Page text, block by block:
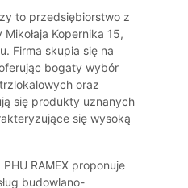
to przedsiębiorstwo z
Kopernika 15,
Firma skupia się na
bogaty wybór
oraz
się produkty uznanych
się wysoką
RAMEX proponuje
budowlano-